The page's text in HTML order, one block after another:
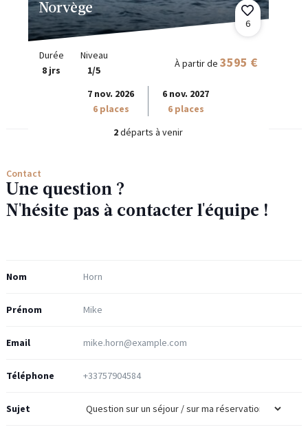
Norvège
6
Durée
8 jrs
Niveau
1/5
À partir de 3595 €
7 nov. 2026
6 places
6 nov. 2027
6 places
2départs à venir
Contact
Une question ?
N'hésite pas à contacter l'équipe !
Nom
Prénom
Email
Téléphone
Sujet